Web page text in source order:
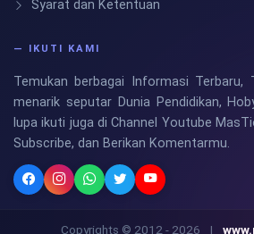
Syarat dan Ketentuan
— IKUTI KAMI
Temukan berbagai Informasi
menarik seputar Dunia Pendidikan,
lupa ikuti juga di Channel Youtube
Subscribe, dan Berikan Komentarmu.
Copyrights © 2012 - 2026 |